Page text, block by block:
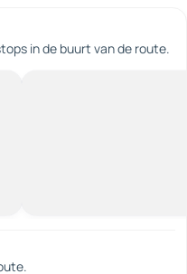
in de buurt van de route.